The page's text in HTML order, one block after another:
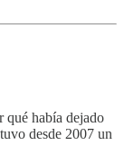
qué había dejado
desde 2007 un